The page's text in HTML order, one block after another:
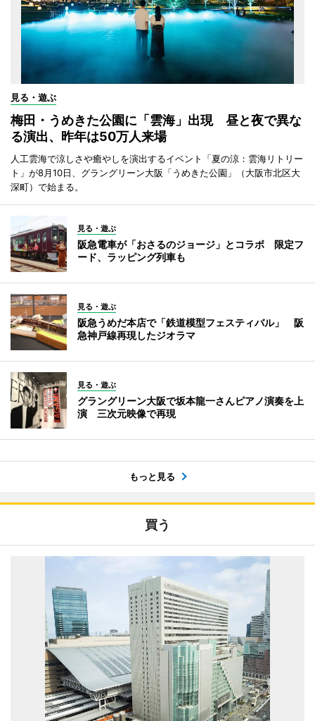
見る・遊ぶ
梅田・うめきた公園に「雲海」出現 昼と夜で異な
る演出、昨年は50万人来場
人工雲海で涼しさや癒やしを演出するイベント「夏の涼：雲海リトリー
ト」が8月10日、グラングリーン大阪「うめきた公園」（大阪市北区大
深町）で始まる。
見る・遊ぶ
阪急電車が「おさるのジョージ」とコラボ 限定フ
ード、ラッピング列車も
見る・遊ぶ
阪急うめだ本店で「鉄道模型フェスティバル」 阪
急神戸線再現したジオラマ
見る・遊ぶ
グラングリーン大阪で坂本龍一さんピアノ演奏を上
演 三次元映像で再現
もっと見る
買う